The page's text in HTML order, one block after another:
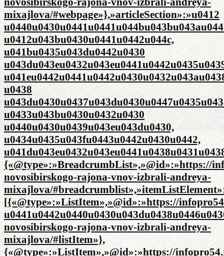
mixajlova/#webpage»},»articleSection»:»u0412
u0412u043bu0430u0441u0442u044c,
u041bu0435u043du0442u0430
u0438
u0433u043bu0430u0432u0430
u0440u0430u0439u043eu043du0430,
u0434u0435u043fu0443u0442u0430u0442,
{«@type»:»BreadcrumbList»,»@id»:»https://
novosibirskogo-rajona-vnov-izbrali-andreya-
mixajlova/
[{«@type»:»ListItem»,»@id»:»https://
novosibirskogo-rajona-vnov-izbrali-andreya-
mixajlova/#listItem»},
{«@type»:»ListItem»,»@id»:»https://